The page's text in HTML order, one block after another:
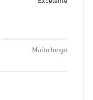
Muito longo